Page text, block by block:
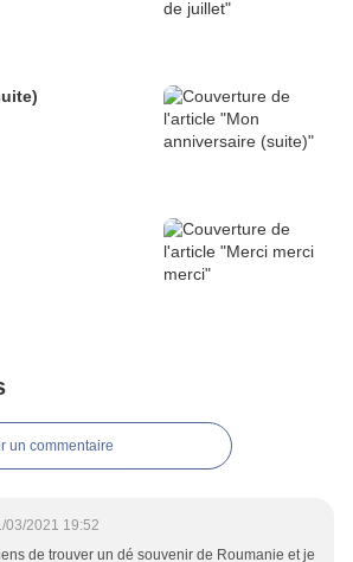
un commentaire
03/2021 19:52
de trouver un dé souvenir de Roumanie et je